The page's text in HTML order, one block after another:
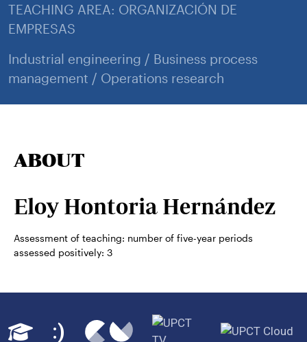
TEACHING AREA: ORGANIZACIÓN DE
EMPRESAS
Industrial engineering / Business process
management / Operations research
ABOUT
Eloy Hontoria Hernández
Assessment of teaching: number of five-year periods
assessed positively: 3